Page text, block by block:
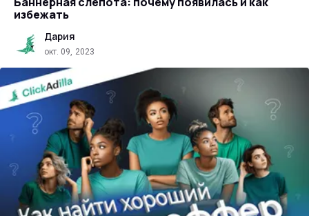
избежать
Дария
окт. 09, 2023